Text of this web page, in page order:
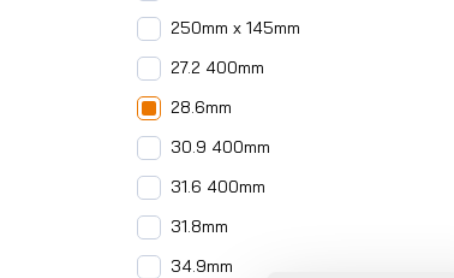
250mm x 145mm
27.2 400mm
28.6mm
30.9 400mm
31.6 400mm
31.8mm
34.9mm